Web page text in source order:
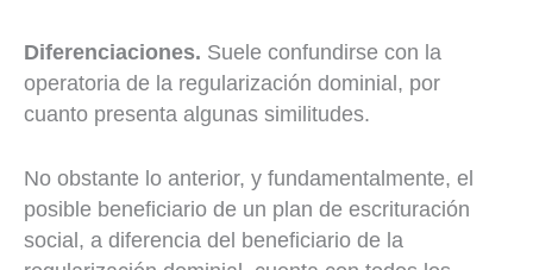
Diferenciaciones. Suele confundirse con la
operatoria de la regularización dominial, por
cuanto presenta algunas similitudes.
No obstante lo anterior, y fundamentalmente, el
posible beneficiario de un plan de escrituración
social, a diferencia del beneficiario de la